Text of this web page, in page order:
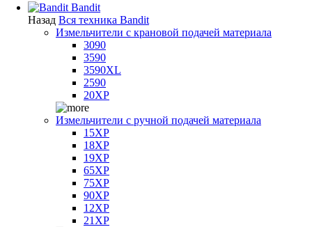
Bandit
Назад Вся техника Bandit
Измельчители с крановой подачей материала
3090
3590
3590XL
2590
20XP
Измельчители с ручной подачей материала
15XP
18XP
19XP
65XP
75XP
90XP
12XP
21XP